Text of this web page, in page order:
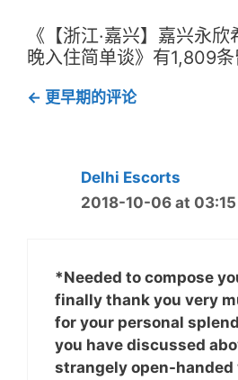
《【浙江·嘉兴】嘉兴永
晚入住简单谈》有1,809
评
← 更早期的评论
Delhi Escorts
2018-10-06 at 03:15
*Needed to compose
finally thank you very
for your personal
you have discussed
strangely open-handed